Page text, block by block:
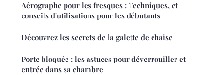
Aérographe pour les fresques : Techniques, et
conseils d'utilisations pour les débutants
Découvrez les secrets de la galette de chaise
Porte bloquée : les astuces pour déverrouiller et
entrée dans sa chambre